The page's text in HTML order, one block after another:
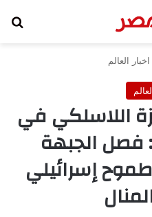
اخبار العالم
اللاسلكي في
فصل الجبهة
طموح إسرائيلي